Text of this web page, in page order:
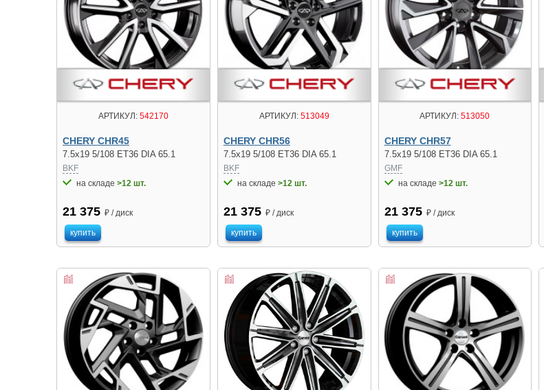
АРТИКУЛ:542170
CHERY CHR45
7.5x19 5/108 ET36 DIA 65.1
BKF
на складе >12 шт.
21 375 ₽ / диск
купить
АРТИКУЛ:513049
CHERY CHR56
7.5x19 5/108 ET36 DIA 65.1
BKF
на складе >12 шт.
21 375 ₽ / диск
купить
АРТИКУЛ: 513050
CHERY CHR57
7.5x19 5/108 ET36 DIA 65.1
GMF
на складе >12 шт.
21 375 ₽ / диск
купить